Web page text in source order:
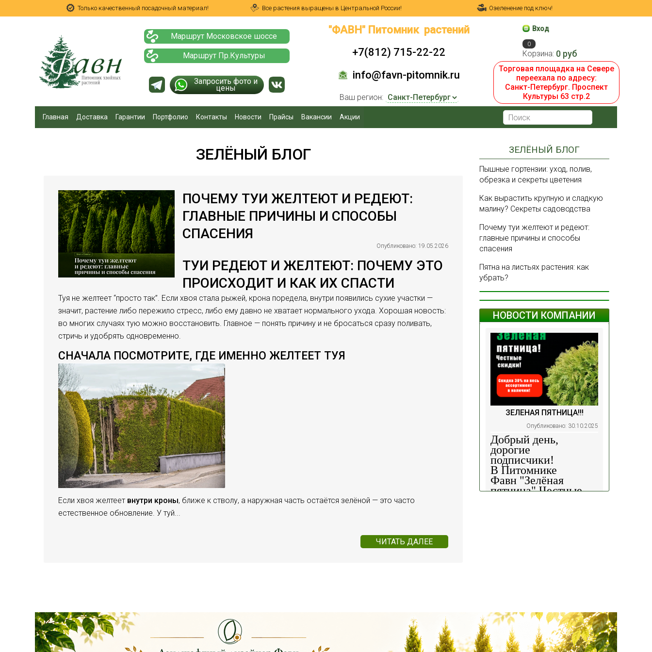
Только качественный посадочный материал! Все растения выращены в Центральной России! Озеленение под ключ!
Маршрут Московское шоссе
Маршрут Пр.Культуры
Запросить фото и
цены
"ФАВН" Питомник растений
+7(812) 715-22-22
info@favn-pitomnik.ru
Ваш регион:
Вход
0
Корзина: 0 руб
Торговая площадка на Севере
переехала по адресу:
Санкт-Петербург. Проспект
Культуры 63 стр.2
Главная Доставка Гарантии Портфолио Контакты Новости Прайсы Вакансии Акции
ЗЕЛЁНЫЙ БЛОГ
Пышные гортензии: уход, полив,
обрезка и секреты цветения
Как вырастить крупную и сладкую
малину? Секреты садоводства
Почему туи желтеют и редеют:
главные причины и способы
спасения
Пятна на листьях растения: как
убрать?
НОВОСТИ КОМПАНИИ
ЗЕЛЕНАЯ ПЯТНИЦА!!!
Опубликовано: 30.10.2025
Добрый день,
дорогие
подписчики!
В Питомнике
Фавн "Зелёная
пятница".Честные
Успейте приобрести
качественные
растения и украсить
ЗЕЛЁНЫЙ БЛОГ
ПОЧЕМУ ТУИ ЖЕЛТЕЮТ И РЕДЕЮТ:
ГЛАВНЫЕ ПРИЧИНЫ И СПОСОБЫ
СПАСЕНИЯ
Опубликовано: 19.05.2026
ТУИ РЕДЕЮТ И ЖЕЛТЕЮТ: ПОЧЕМУ ЭТО
ПРОИСХОДИТ И КАК ИХ СПАСТИ
Туя не желтеет “просто так”. Если хвоя стала рыжей, крона поредела, внутри появились сухие участки —
значит, растение либо пережило стресс, либо ему давно не хватает нормального ухода. Хорошая новость:
во многих случаях тую можно восстановить. Главное — понять причину и не бросаться сразу поливать,
стричь и удобрять одновременно.
СНАЧАЛА ПОСМОТРИТЕ, ГДЕ ИМЕННО ЖЕЛТЕЕТ ТУЯ
Если хвоя желтеет внутри кроны, ближе к стволу, а наружная часть остаётся зелёной — это часто
естественное обновление. У туй...
ЧИТАТЬ ДАЛЕЕ